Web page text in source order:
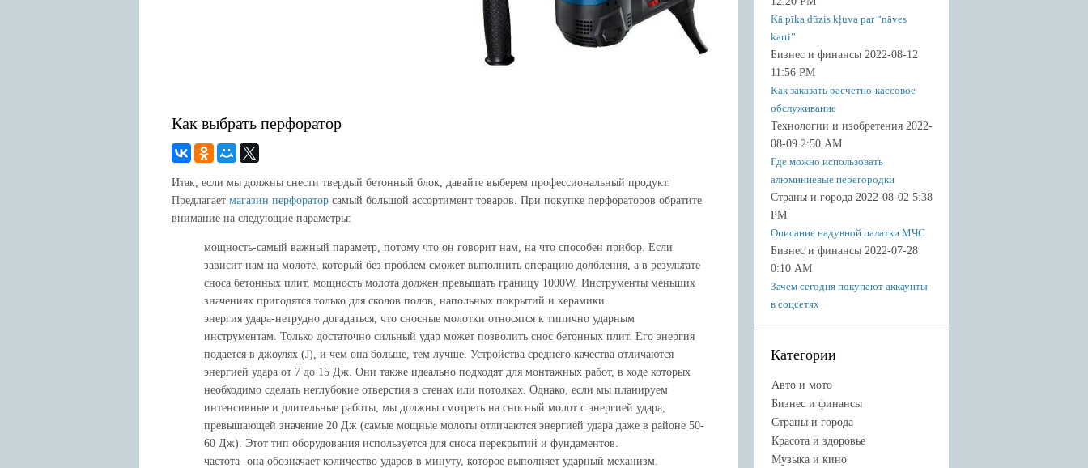
Как выбрать перфоратор
Итак, если мы должны снести твердый бетонный блок, давайте выберем профессиональный продукт.
Предлагает магазин перфоратор самый большой ассортимент товаров. При покупке перфораторов обратите
внимание на следующие параметры:
мощность-самый важный параметр, потому что он говорит нам, на что способен прибор. Если
зависит нам на молоте, который без проблем сможет выполнить операцию долбления, а в результате
сноса бетонных плит, мощность молота должен превышать границу 1000W. Инструменты меньших
значениях пригодятся только для сколов полов, напольных покрытий и керамики.
энергия удара-нетрудно догадаться, что сносные молотки относятся к типично ударным
инструментам. Только достаточно сильный удар может позволить снос бетонных плит. Его энергия
подается в джоулях (J), и чем она больше, тем лучше. Устройства среднего качества отличаются
энергией удара от 7 до 15 Дж. Они также идеально подходят для монтажных работ, в ходе которых
необходимо сделать неглубокие отверстия в стенах или потолках. Однако, если мы планируем
интенсивные и длительные работы, мы должны смотреть на сносный молот с энергией удара,
превышающей значение 20 Дж (самые мощные молоты отличаются энергией удара даже в районе 50-
60 Дж). Этот тип оборудования используется для сноса перекрытий и фундаментов.
частота -она обозначает количество ударов в минуту, которое выполняет ударный механизм.
Kā pīķa dūzis kļuva par “nāves
karti”
Бизнес и финансы 2022-08-12
11:56 PM
Как заказать расчетно-кассовое
обслуживание
Технологии и изобретения 2022-
08-09 2:50 AM
Где можно использовать
алюминиевые перегородки
Страны и города 2022-08-02 5:38
PM
Описание надувной палатки МЧС
Бизнес и финансы 2022-07-28
0:10 AM
Зачем сегодня покупают аккаунты
в соцсетях
Категории
Авто и мото
Бизнес и финансы
Страны и города
Красота и здоровье
Музыка и кино